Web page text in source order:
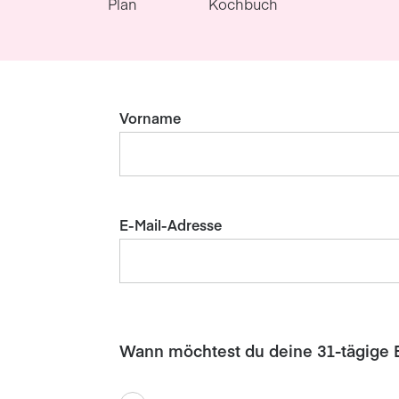
Vorname
E-Mail-Adresse
Wann möchtest du deine 31-tägige